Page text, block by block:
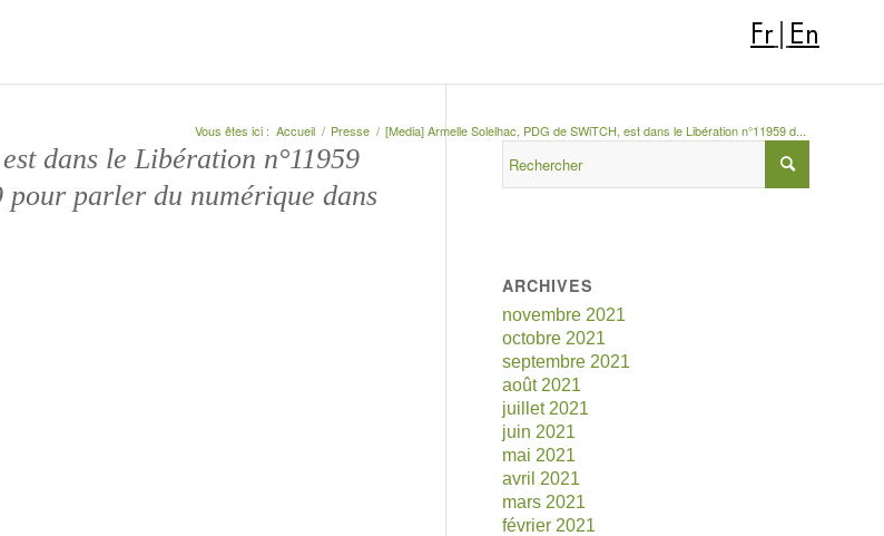
Fr En
Vous êtes ici : Accueil / Presse / [Media] Armelle Solelhac, PDG de SWiTCH, est dans le Libération n°11959 d...
dans le Libération n°11959
pour parler du numérique dans
ARCHIVES
novembre 2021
octobre 2021
septembre 2021
août 2021
juillet 2021
juin 2021
mai 2021
avril 2021
mars 2021
février 2021